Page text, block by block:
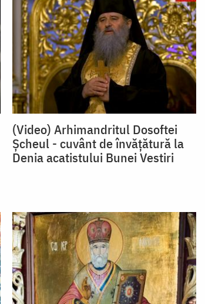
(Video) Arhimandritul Dosoftei
Șcheul - cuvânt de învățătură la
Denia acatistului Bunei Vestiri